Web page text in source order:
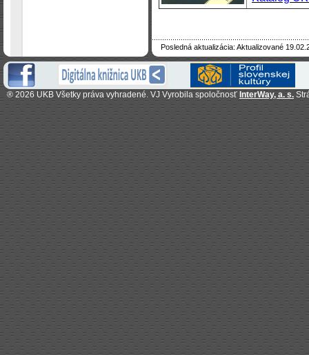
Posledná aktualizácia: Aktualizované
® 2026 UKB Všetky práva vyhradené. VJ Vyrobila spoločnosť InterWay, a. s.